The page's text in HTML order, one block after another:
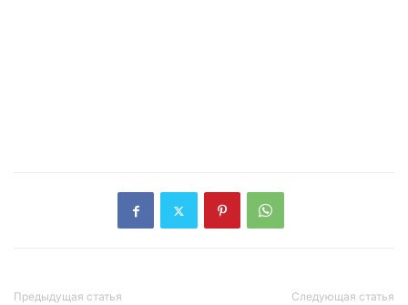
Предыдущая статья Следующая статья